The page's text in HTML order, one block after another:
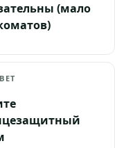
(мало